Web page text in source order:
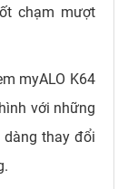
chạm mượt
myALO K64
với những
dàng thay đổi